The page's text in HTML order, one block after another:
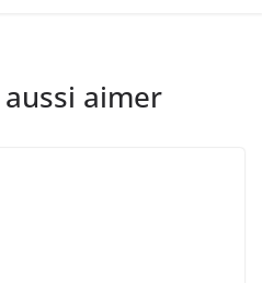
aimer